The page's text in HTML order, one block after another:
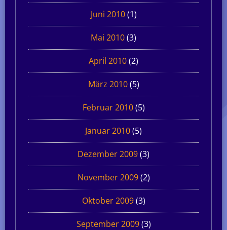
Juni 2010(1)
Mai 2010(3)
April 2010(2)
März 2010(5)
Februar 2010(5)
Januar 2010(5)
Dezember 2009(3)
November 2009(2)
Oktober 2009(3)
September 2009(3)